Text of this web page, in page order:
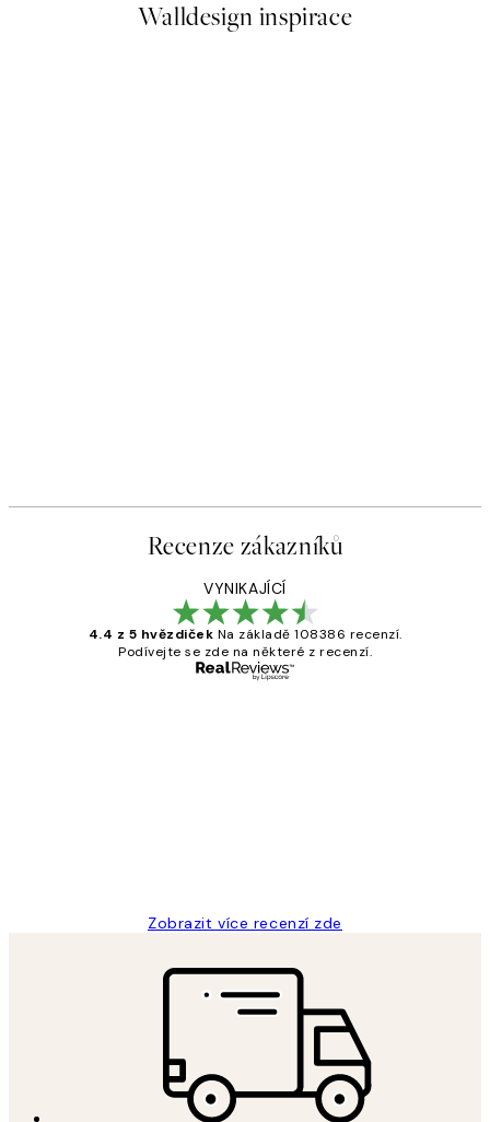
Walldesign inspirace
Recenze zákazníků
VYNIKAJÍCÍ
4.4 z 5 hvězdiček Na základě 108386 recenzí.
Podívejte se zde na některé z recenzí.
Zobrazit více recenzí zde